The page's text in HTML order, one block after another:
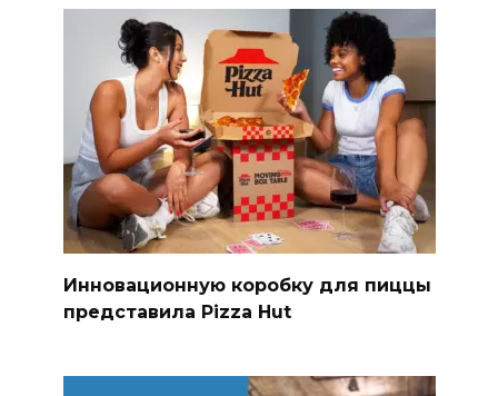
Инновационную коробку для пиццы
представила Pizza Hut